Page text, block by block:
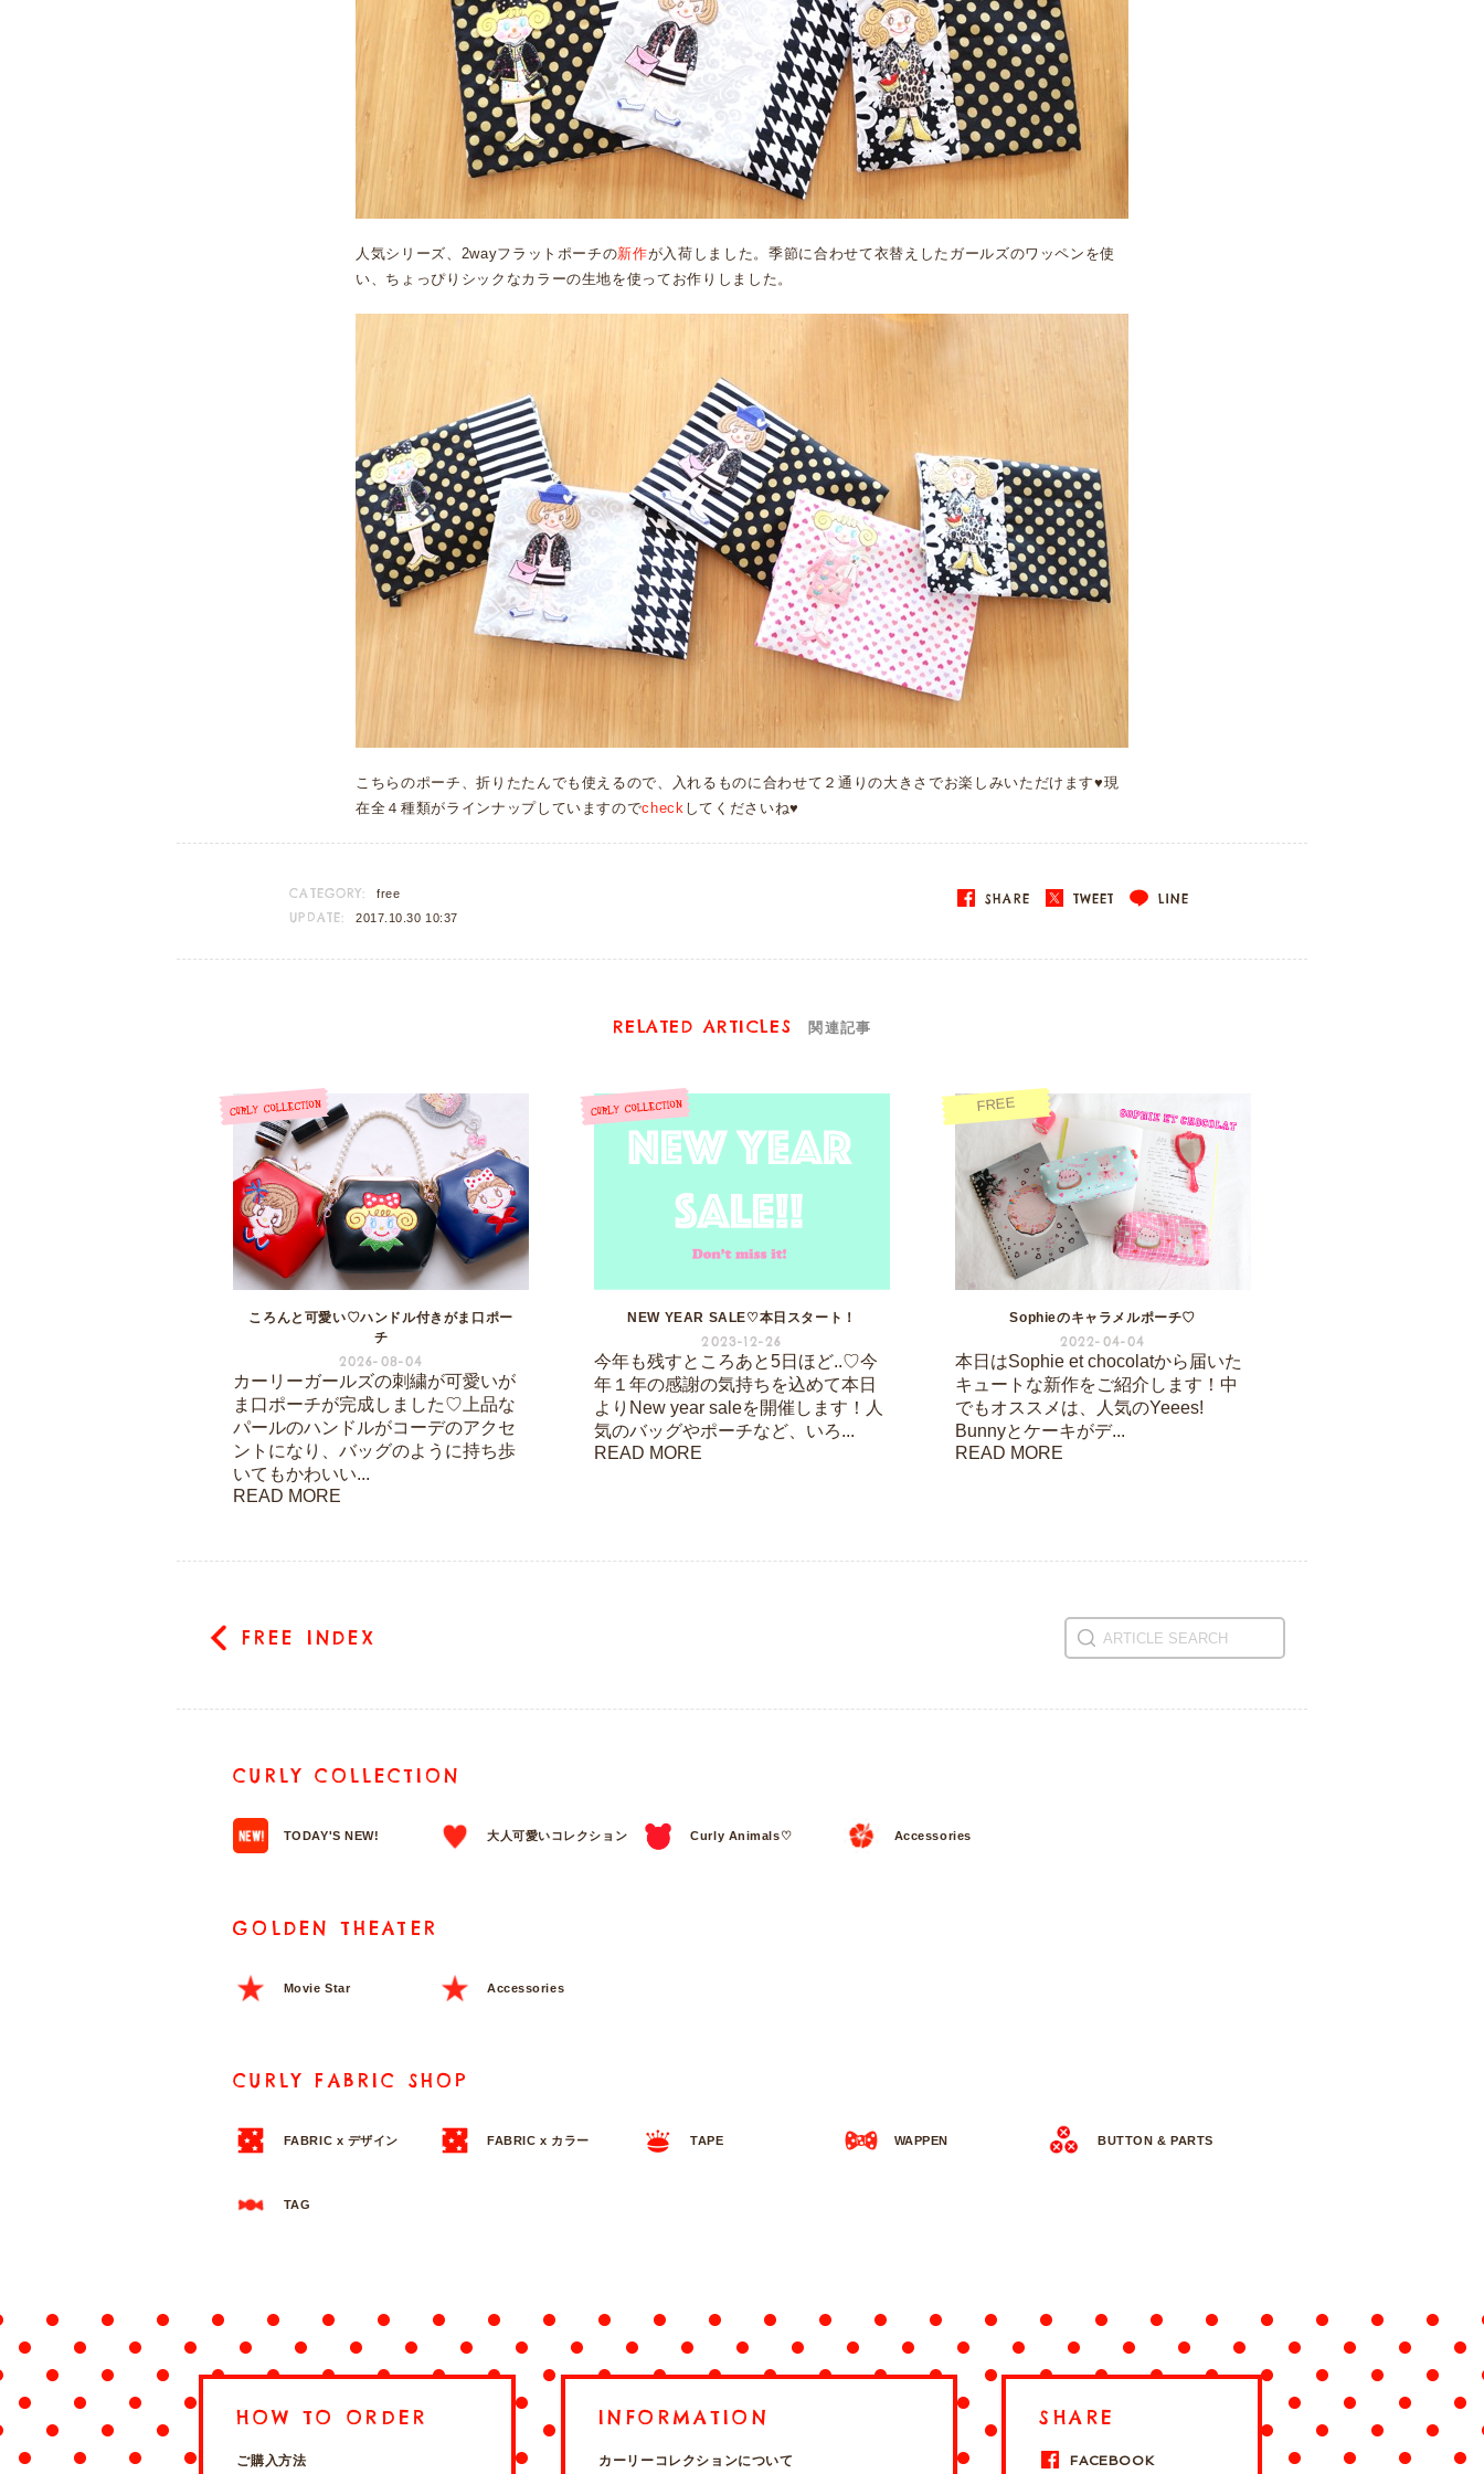
人気シリーズ、2wayフラットポーチの新作が入荷しました。季節に合わせて衣替えしたガールズのワッペンを使
い、ちょっぴりシックなカラーの生地を使ってお作りしました。
こちらのポーチ、折りたたんでも使えるので、入れるものに合わせて２通りの大きさでお楽しみいただけます♥現
在全４種類がラインナップしていますのでcheck してくださいね♥
CATEGORY: free
UPDATE: 2017.10.30 10:37
SHARE TWEET LINE
RELATED ARTICLES 関連記事
ころんと可愛い♡ハンドル付きがま口ポー
チ
2026-08-04
カーリーガールズの刺繍が可愛いが
ま口ポーチが完成しました♡上品な
パールのハンドルがコーデのアクセ
ントになり、バッグのように持ち歩
いてもかわいい...
READ MORE
NEW YEAR SALE♡本日スタート！
2023-12-26
今年も残すところあと5日ほど..♡今
年１年の感謝の気持ちを込めて本日
よりNew year saleを開催します！人
気のバッグやポーチなど、いろ...
READ MORE
FREE
Sophieのキャラメルポーチ♡
2022-04-04
本日はSophie et chocolatから届いた
キュートな新作をご紹介します！中
でもオススメは、人気のYeees!
Bunnyとケーキがデ...
READ MORE
FREE INDEX
CURLY COLLECTION
TODAY'S NEW! 大人可愛いコレクション Curly Animals♡ Accessories
GOLDEN THEATER
Movie Star Accessories
CURLY FABRIC SHOP
FABRIC x デザイン FABRIC x カラー TAPE WAPPEN BUTTON & PARTS
TAG
HOW TO ORDER
ご購入方法
INFORMATION
カーリーコレクションについて
SHARE
FACEBOOK